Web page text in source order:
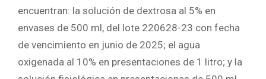
encuentran: la solución de dextrosa al 5% en
envases de 500 ml, del lote 220628-23 con fecha
de vencimiento en junio de 2025; el agua
oxigenada al 10% en presentaciones de 1 litro; y la